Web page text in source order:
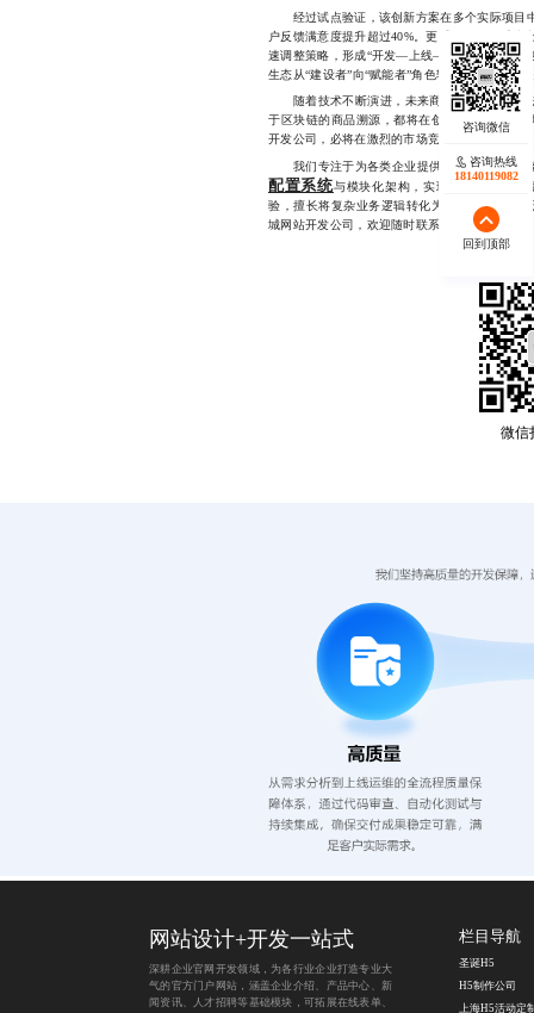
经过试点验证，该创新方案在多个实际项目
户反馈满意度提升超过40%。更重要的是，系
速调整策略，形成“开发—上线—反馈—优化”的
生态从“建设者”向“赋能者”角色转变——不再只
随着技术不断演进，未来商城系统的边界将
于区块链的商品溯源，都将在创新驱动下逐步
开发公司，必将在激烈的市场竞争中占据先机。
我们专注于为各类企业提供高效、稳定且具
配置系统与模块化架构，实现快速响应与深
验，擅长将复杂业务逻辑转化为清晰可用的产
城网站开发公司，欢迎随时联系，18140119082
微信
咨询热线
18140119082
回到顶部
网站设计+开发一站式
深耕企业官网开发领域，为各行业企业打造专业大
气的官方门户网站，涵盖企业介绍、产品中心、新
闻资讯、人才招聘等基础模块，可拓展在线表单、
栏目导航
圣诞H5
H5制作公司
上海H5活动定